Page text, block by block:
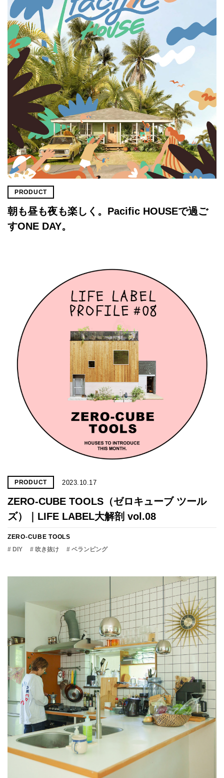
PRODUCT
朝も昼も夜も楽しく。Pacific HOUSEで過ご
すONE DAY。
PRODUCT 2023.10.17
ZERO-CUBE TOOLS（ゼロキューブ ツール
ズ）｜LIFE LABEL大解剖 vol.08
ZERO-CUBE TOOLS
# DIY
# 吹き抜け # ベランピング